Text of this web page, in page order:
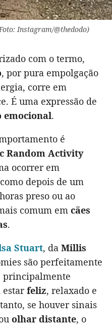
Instagram/@thedodo)
com o termo,
, por pura empolgação
corre em
É uma expressão de
emocional.
é
Random Activity
ocorrer em
depois de um
preso ou ao
comum em cães
.
Stuart, da Millis
são perfeitamente
principalmente
estarfeliz, relaxado e
se houver sinais
olhar distante, o